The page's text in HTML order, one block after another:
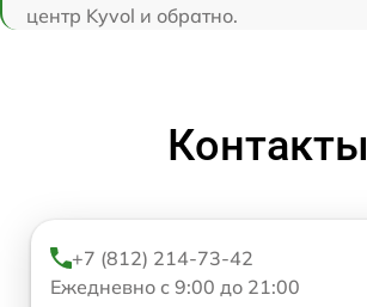
центр Kyvol и обратно.
Контакты
+7 (812) 214-73-42
Ежедневно с 9:00 до 21:00